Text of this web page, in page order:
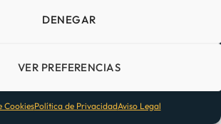
DENEGAR
VER PREFERENCIAS
CookiesPolítica de PrivacidadAviso Legal
Apertura de la Tienda de
de los supermercados
pero la mayoría abre de 9
lunes a sábado. El horario de